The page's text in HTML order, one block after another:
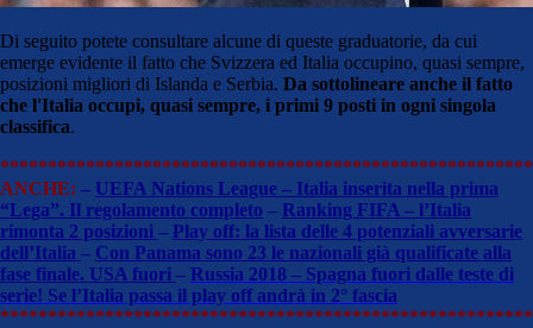
Di seguito potete consultare alcune di queste graduatorie, da cui
emerge evidente il fatto che Svizzera ed Italia occupino, quasi sempre,
posizioni migliori di Islanda e Serbia. Da sottolineare anche il fatto
che l'Italia occupi, quasi sempre, i primi 9 posti in ogni singola
classifica.
ANCHE: – UEFA Nations League – Italia inserita nella prima
“Lega”. Il regolamento completo – Ranking FIFA – l’Italia
rimonta 2 posizioni – Play off: la lista delle 4 potenziali avversarie
dell’Italia – Con Panama sono 23 le nazionali già qualificate alla
fase finale. USA fuori – Russia 2018 – Spagna fuori dalle teste di
serie! Se l’Italia passa il play off andrà in 2° fascia